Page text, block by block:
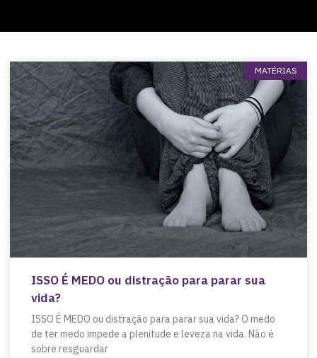
MATÉRIAS
ISSO É MEDO ou distração para parar sua
vida?
ISSO É MEDO ou distração para parar sua vida? O medo
de ter medo impede a plenitude e leveza na vida. Não é
sobre resguardar